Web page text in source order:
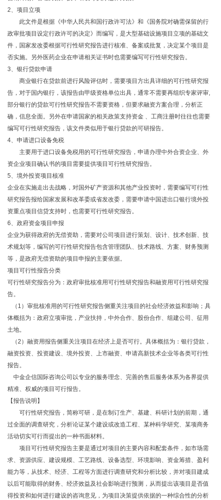
2、项目立项
此文件是根据《中华人民共和国行政许可法》和《国务院对确需保留的行
政审批项目设定行政许可的决定》而编写，是大型基础设施项目立项的基础文
件，国家发改委根据可行性研究报告进行核准、备案或批复，决定某个项目是
否实施。另外医药企业在申请相关证书时也需要编写可行性研究报告。
3、银行贷款申请
商业银行在贷款前进行风险评估时，需要项目方出具详细的可行性研究报
告，对于国内银行，该报告由甲级资格单位出具，通常不需要再组织专家评审,
部分银行的贷款可行性研究报告不需要资格，但要求融资方案合理，分析正
确，信息全面。另外在申请国家的相关政策支持资金 、工商注册时往往也需要
编写可行性研究报告，该文件类似用于银行贷款的可研报告。
4、申请进口设备免税
主要用于进口设备免税用的可行性研究报告，申请办理中外合资企业、外
资企业项目确认书的项目需要提供项目可行性研究报告。
5、境外投资项目核准
企业在实施走出去战略，对国外矿产资源和其他产业投资时，需要编写可行性
研究报告报给国家发展和改革委或省发改委，需要申请中国进出口银行境外投
资重点项目信贷支持时，也需要可行性研究报告。
6、政府资金项目申报
企业为获得政府的无偿资助，需要对公司项目进行策划、设计、技术创新、技
术规划等，编写的可行性研究报告包含管理团队、技术路线、方案、财务预测
等，是政府无偿资助的项目申报的主要依据。
项目可行性报告分类
可行性研究报告分为：政府审批核准用可行性研究报告和融资用可行性研究报
告。
（1）审批核准用的可行性研究报告侧重关注项目的社会经济效益和影响；具
体概括为：政府立项审批，产业扶持，中外合作、股份合作、组建公司、征用
土地。
（2）融资用报告侧重关注项目在经济上是否可行。具体概括为：银行贷款，
融资投资、投资建设、境外投资、上市融资、申请高新技术企业等各类可行性
报告。
中金企信国际咨询公司以专业的服务理念、完善的售后服务体系为各界提供
精准、权威的项目可行报告。
【报告说明】
可行性研究报告，简称可研，是在制订生产、基建、科研计划的前期，通
过全面的调查研究，分析论证某个建设或改造工程、某种科学研究、某项商务
活动切实可行而提出的一种书面材料。
项目可行性研究报告主要是通过对项目的主要内容和配套条件，如市场需
求、资源供应、建设规模、工艺路线、设备选型、环境影响、资金筹措、盈利
能力等，从技术、经济、工程等方面进行调查研究和分析比较，并对项目建成
以后可能取得的财务、经济效益及社会影响进行预测，从而提出该项目是否值
得投资和如何进行建设的咨询意见，为项目决策提供依据的一种综合性的分析